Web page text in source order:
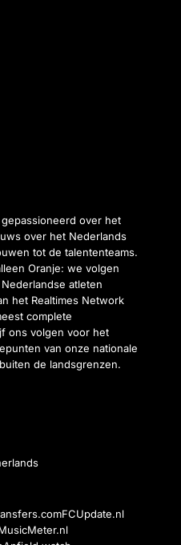
over het
over het Nederlands
tot de talententeams.
Oranje: we volgen
atleten
het Realtimes Network
complete
ons volgen voor het
van onze nationale
de landsgrenzen.
FCUpdate.nl